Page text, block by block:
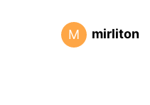
M mirliton